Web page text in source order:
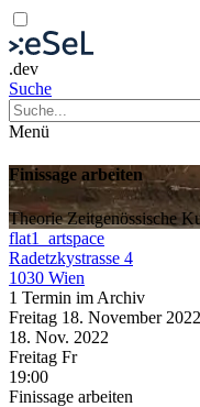
.dev
Suche
Menü
Finissage arbeiten
TheorieZeitgenössische
flat1_artspace
Radetzkystrasse 4
1030 Wien
1 Termin im Archiv
Freitag 18. November 2022
18. Nov. 2022
Freitag Fr
19:00
Finissage arbeiten